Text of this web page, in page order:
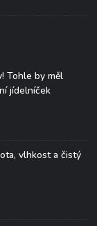
Tohle by měl
jídelníček
vlhkost a čistý